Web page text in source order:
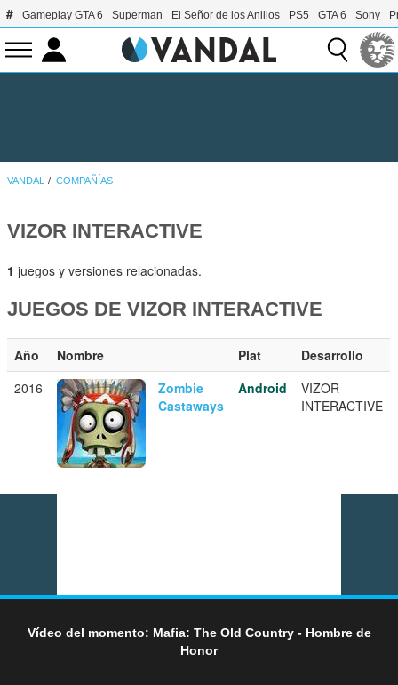
Gameplay GTA 6 Superman El Señor de los Anillos PS5 GTA 6 Sony
VANDAL COMPAÑÍAS
VIZOR INTERACTIVE
1 juegos y versiones relacionadas.
JUEGOS DE VIZOR INTERACTIVE
Año Nombre Plat
Desarrollo
2016
Zombie
Castaways
Android
VIZOR
INTERACTIVE
Vídeo del momento: Mafia: The Old Country - Hombre de
Honor